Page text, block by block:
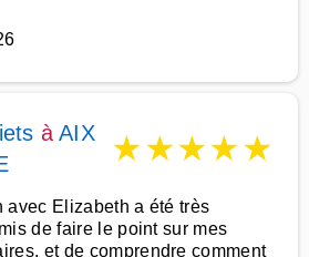
àAIX
★★★★★
avec Elizabeth a été très
de faire le point sur mes
et de comprendre comment